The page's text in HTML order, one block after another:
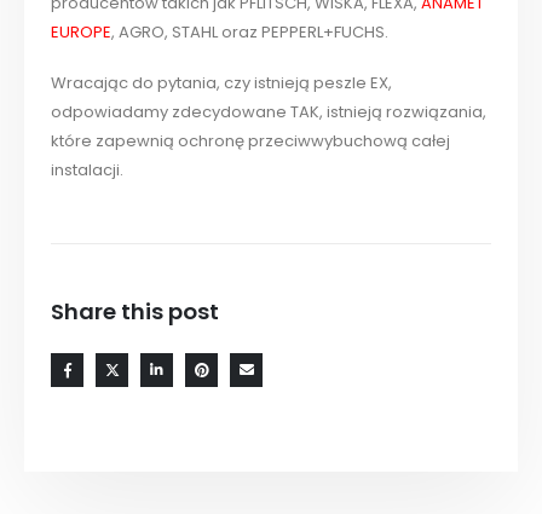
EUROPE, AGRO, STAHL oraz PEPPERL+FUCHS.
Wracając do pytania, czy istnieją peszle EX,
odpowiadamy zdecydowane TAK, istnieją rozwiązania,
które zapewnią ochronę przeciwwybuchową całej
instalacji.
Share this post